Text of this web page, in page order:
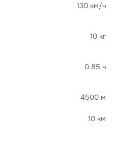
130 км/ч
10 кг
0.85 ч
4500 м
10 км